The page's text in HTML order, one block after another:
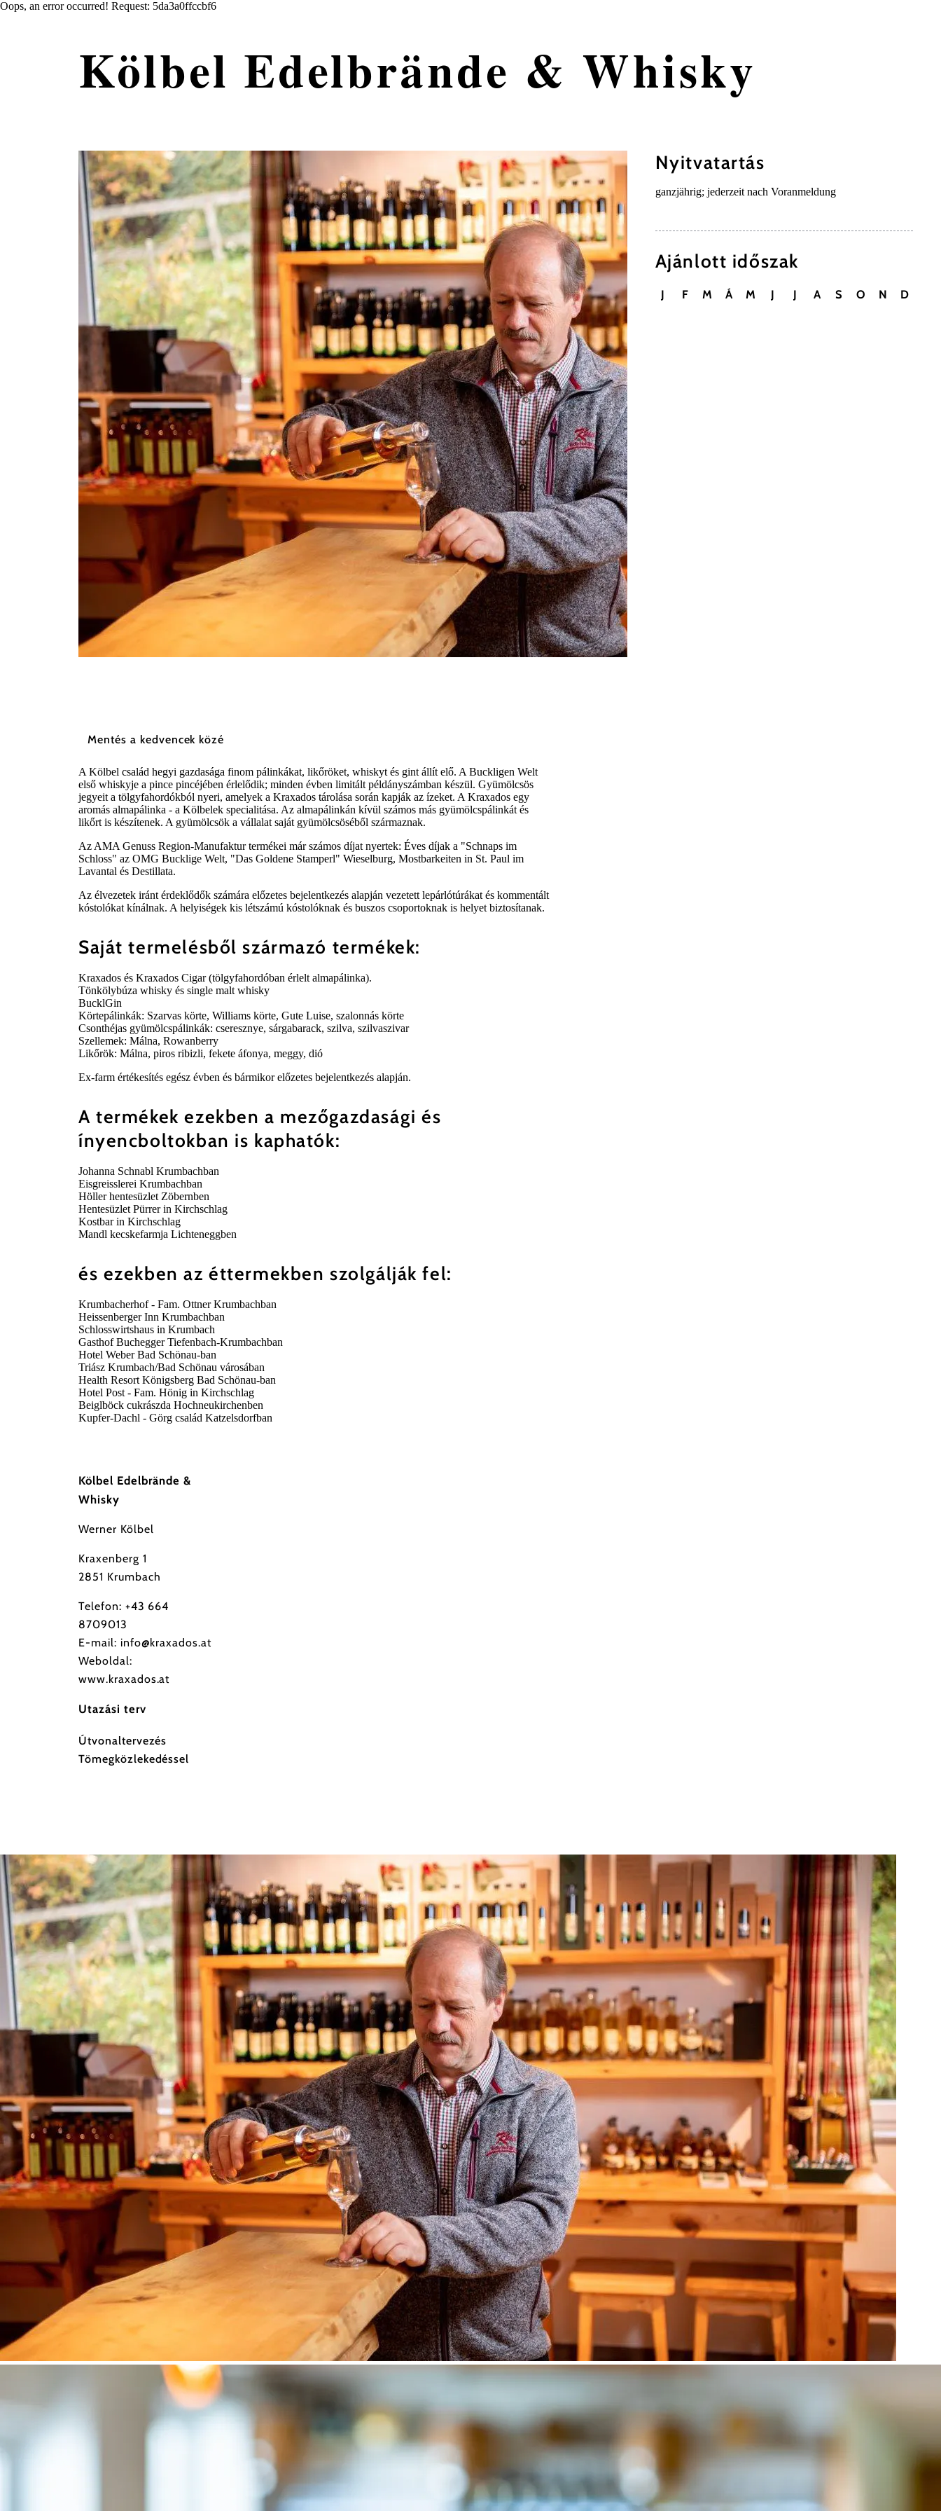
Oops, an error occurred! Request: 5da3a0ffccbf6
Kölbel Edelbrände & Whisky
Nyitvatartás
ganzjährig; jederzeit nach Voranmeldung
Ajánlott időszak
J F M Á M J J A S O N D
Mentés a kedvencek közé
A Kölbel család hegyi gazdasága finom pálinkákat, likőröket, whiskyt és gint állít elő. A Buckligen Welt
első whiskyje a pince pincéjében érlelődik; minden évben limitált példányszámban készül. Gyümölcsös
jegyeit a tölgyfahordókból nyeri, amelyek a Kraxados tárolása során kapják az ízeket. A Kraxados egy
aromás almapálinka - a Kölbelek specialitása. Az almapálinkán kívül számos más gyümölcspálinkát és
likőrt is készítenek. A gyümölcsök a vállalat saját gyümölcsöséből származnak.
Az AMA Genuss Region-Manufaktur termékei már számos díjat nyertek: Éves díjak a "Schnaps im
Schloss" az OMG Bucklige Welt, "Das Goldene Stamperl" Wieselburg, Mostbarkeiten in St. Paul im
Lavantal és Destillata.
Az élvezetek iránt érdeklődők számára előzetes bejelentkezés alapján vezetett lepárlótúrákat és kommentált
kóstolókat kínálnak. A helyiségek kis létszámú kóstolóknak és buszos csoportoknak is helyet biztosítanak.
Saját termelésből származó termékek:
Kraxados és Kraxados Cigar (tölgyfahordóban érlelt almapálinka).
Tönkölybúza whisky és single malt whisky
BucklGin
Körtepálinkák: Szarvas körte, Williams körte, Gute Luise, szalonnás körte
Csonthéjas gyümölcspálinkák: cseresznye, sárgabarack, szilva, szilvaszivar
Szellemek: Málna, Rowanberry
Likőrök: Málna, piros ribizli, fekete áfonya, meggy, dió
Ex-farm értékesítés egész évben és bármikor előzetes bejelentkezés alapján.
A termékek ezekben a mezőgazdasági és
ínyencboltokban is kaphatók:
Johanna Schnabl Krumbachban
Eisgreisslerei Krumbachban
Höller hentesüzlet Zöbernben
Hentesüzlet Pürrer in Kirchschlag
Kostbar in Kirchschlag
Mandl kecskefarmja Lichteneggben
és ezekben az éttermekben szolgálják fel:
Krumbacherhof - Fam. Ottner Krumbachban
Heissenberger Inn Krumbachban
Schlosswirtshaus in Krumbach
Gasthof Buchegger Tiefenbach-Krumbachban
Hotel Weber Bad Schönau-ban
Triász Krumbach/Bad Schönau városában
Health Resort Königsberg Bad Schönau-ban
Hotel Post - Fam. Hönig in Kirchschlag
Beiglböck cukrászda Hochneukirchenben
Kupfer-Dachl - Görg család Katzelsdorfban
Kölbel Edelbrände &
Whisky
Werner Kölbel
Kraxenberg 1
2851 Krumbach
Telefon: +43 664
8709013
E-mail: info@kraxados.at
Weboldal:
www.kraxados.at
Utazási terv
Útvonaltervezés
Tömegközlekedéssel